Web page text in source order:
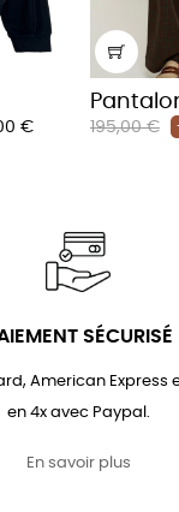
€
Prix
195,00 €
SÉCURISÉ
American Express
en 4x avec Paypal.
En savoir plus